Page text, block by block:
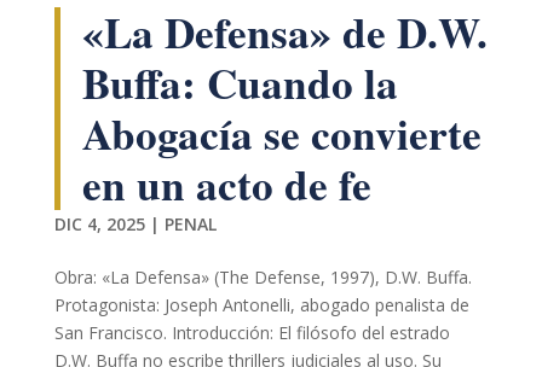
«La Defensa» de D.W.
Buffa: Cuando la
Abogacía se convierte
en un acto de fe
DIC 4, 2025| PENAL
Obra: «La Defensa» (The Defense, 1997), D.W. Buffa.
Protagonista: Joseph Antonelli, abogado penalista de
San Francisco. Introducción: El filósofo del estrado
D.W. Buffa no escribe thrillers judiciales al uso. Su
Necesarias
cookies no
opcionales.
necesarias
para que
funcione la
Estadísticas
Para que